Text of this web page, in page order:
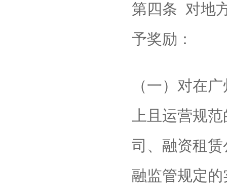
第四条 对地
予奖励：
（一）对在
上且运营规
司、融资租
融监管规定